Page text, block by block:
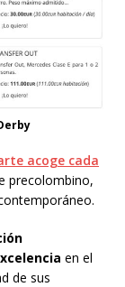
acoge cada
precolombino,
en el
de sus